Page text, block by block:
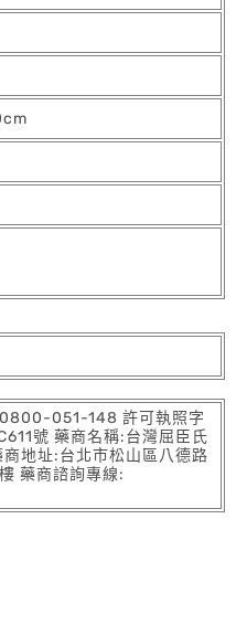
051-148 許可執照字
號 藥商名稱:台灣屈臣氏
地址:台北市松山區八德路
藥商諮詢專線: